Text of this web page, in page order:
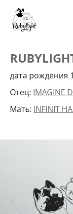
дата рождения
Отец: IMAGINE
Мать: INFINIT